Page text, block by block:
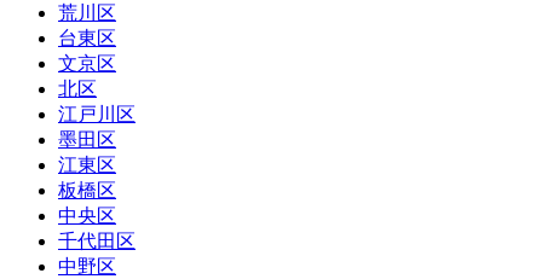
荒川区
台東区
文京区
北区
江戸川区
墨田区
江東区
板橋区
中央区
千代田区
中野区